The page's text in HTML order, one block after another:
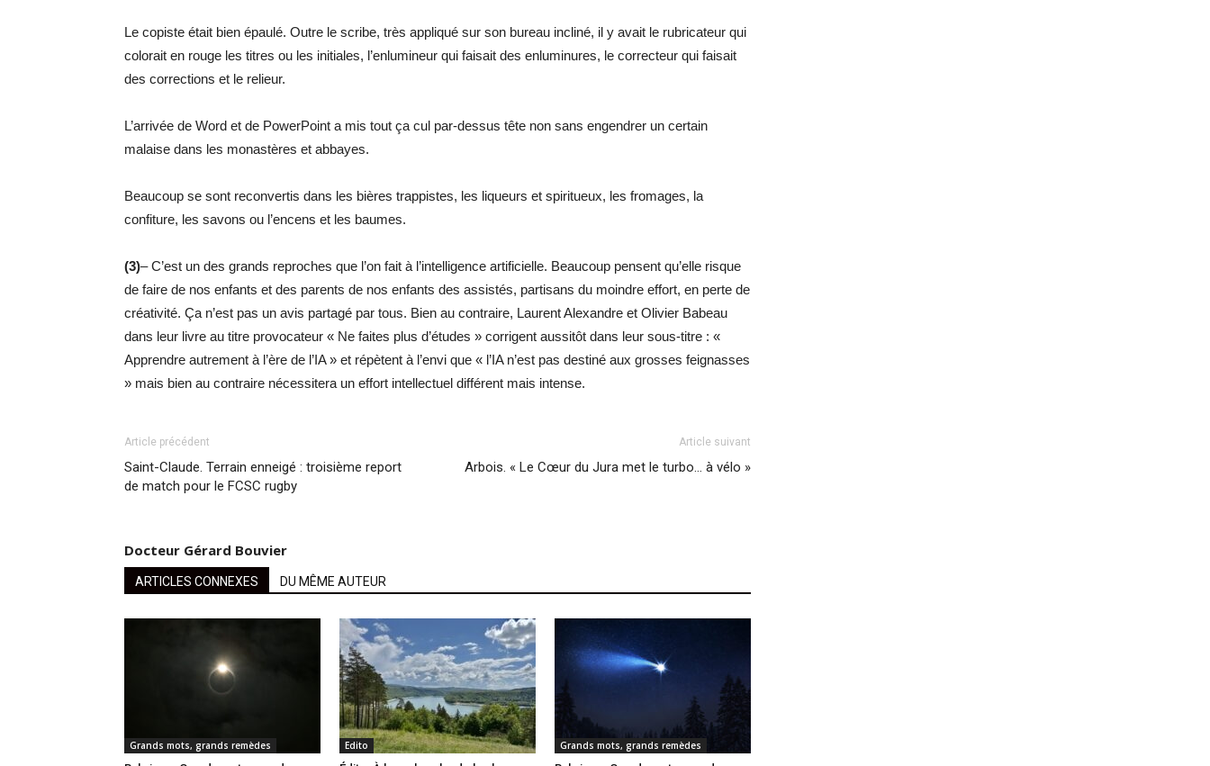
Le copiste était bien épaulé. Outre le scribe, très appliqué sur son bureau incliné, il y avait le rubricateur qui
colorait en rouge les titres ou les initiales, l’enlumineur qui faisait des enluminures, le correcteur qui faisait
des corrections et le relieur.
L’arrivée de Word et de PowerPoint a mis tout ça cul par-dessus tête non sans engendrer un certain
malaise dans les monastères et abbayes.
Beaucoup se sont reconvertis dans les bières trappistes, les liqueurs et spiritueux, les fromages, la
confiture, les savons ou l’encens et les baumes.
(3)– C’est un des grands reproches que l’on fait à l’intelligence artificielle. Beaucoup pensent qu’elle risque
de faire de nos enfants et des parents de nos enfants des assistés, partisans du moindre effort, en perte de
créativité. Ça n’est pas un avis partagé par tous. Bien au contraire, Laurent Alexandre et Olivier Babeau
dans leur livre au titre provocateur « Ne faites plus d’études » corrigent aussitôt dans leur sous-titre : «
Apprendre autrement à l’ère de l’IA » et répètent à l’envi que « l’IA n’est pas destiné aux grosses feignasses
» mais bien au contraire nécessitera un effort intellectuel différent mais intense.
Article précédent
Saint-Claude. Terrain enneigé : troisième report
de match pour le FCSC rugby
Article suivant
Arbois. « Le Cœur du Jura met le turbo… à vélo »
Docteur Gérard Bouvier
ARTICLES CONNEXES DU MÊME AUTEUR
Grands mots, grands remèdes Edito Grands mots, grands remèdes